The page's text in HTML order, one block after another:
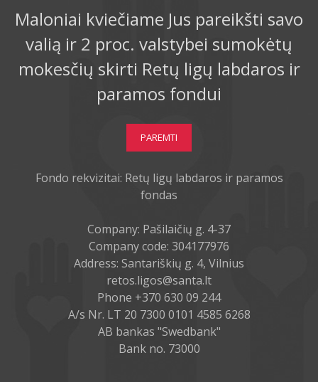
Maloniai kviečiame Jus pareikšti savo
valią ir 2 proc. valstybei sumokėtų
mokesčių skirti Retų ligų labdaros ir
paramos fondui
PAREMTI
Fondo rekvizitai: Retų ligų labdaros ir paramos
fondas
Company: Pašilaičių g. 4-37
Company code: 304177976
Address: Santariškių g. 4, Vilnius
retos.ligos@santa.lt
Phone +370 630 09 244
A/s Nr. LT 20 7300 0101 4585 6268
AB bankas "Swedbank"
Bank no. 73000